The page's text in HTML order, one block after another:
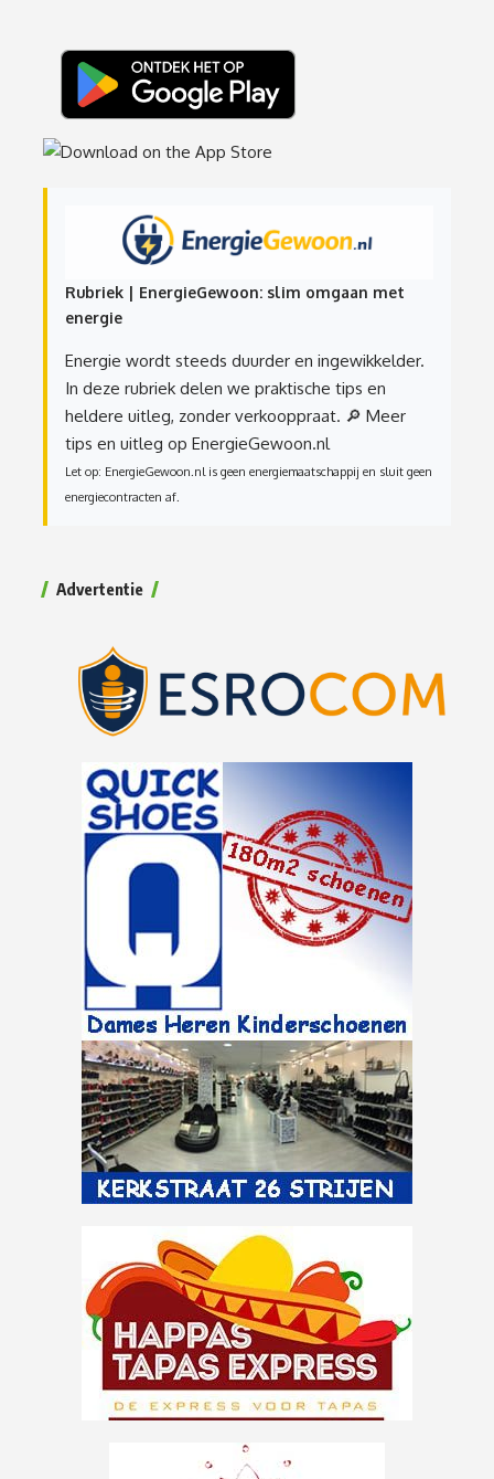
Rubriek | EnergieGewoon: slim omgaan met
energie
Energie wordt steeds duurder en ingewikkelder.
In deze rubriek delen we praktische tips en
heldere uitleg, zonder verkooppraat. 🔎 Meer
tips en uitleg op EnergieGewoon.nl
Let op: EnergieGewoon.nl is geen energiemaatschappij en sluit geen
energiecontracten af.
Advertentie